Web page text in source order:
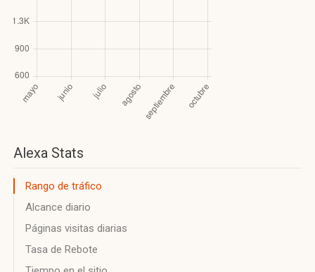
Alexa Stats
Rango de tráfico
Alcance diario
Páginas visitas diarias
Tasa de Rebote